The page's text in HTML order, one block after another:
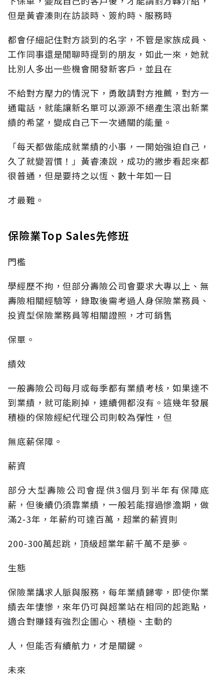
但是黃睿溱則在訪談時、簽約時、服務時
都會仔細記住對方談到的名字，不管是家族成員、
工作同事還是閒聊時提到的朋友，如此一來，她就
比別人多出一些機會開發新客戶，並且在
不給對方壓力的情況下，勇敢請對方推薦，對方一
通電話，就能讓新名單可以源源不絕產生滾出新業
績的希望，變成自己下一次通關的能量。
「每天都做能成就業績的小事，一開始強迫自己，
久了就變習慣！」黃睿溱說，成功的撇步看起來都
很普通，但是要持之以恆、數十年如一日
才最難。
保險業Top Sales先修班
門檻
學經歷不拘，但部分壽險公司會要求大專以上、無
壽險相關經驗等，錄取後需考過人身保險業務員、
投資型保險業務員等相關證照，才可銷售
保單。
績效
一般壽險公司每月或每季都有業績考核，如果達不
到業績，就可能刷掉，連續佣都沒有。這幾年發展
積極的保險經紀代理公司則較為彈性，但
無底薪保障。
薪資
部分大型壽險公司會提供3個月到半年有保障底
薪，但後續仍須靠業績，一般若能撐過慘澹期，做
滿2-3年，年薪約可達百萬，超業的薪資則
200-300萬起跳，頂級超業年薪千萬不是夢。
生態
保險業講求人脈與服務，每年業績歸零，即使你業
績去年悽慘，來年仍可與超業站在相同的起跑點，
適合對賺錢有強烈企圖心、積極、主動的
人，但能否有續航力，才是關鍵。
未來